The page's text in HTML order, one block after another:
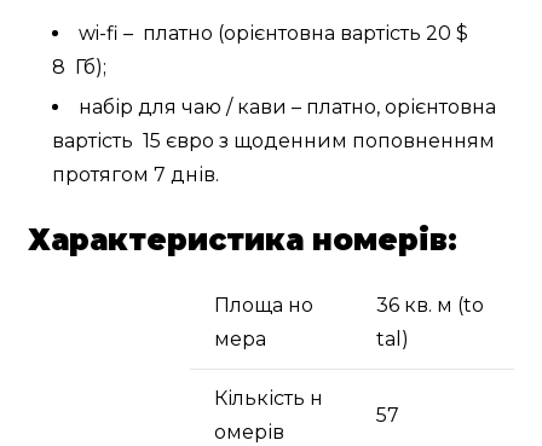
wi-fi – платно (орієнтовна вартість 20 $
8 Гб);
набір для чаю / кави – платно, орієнтовна
вартість 15 євро з щоденним поповненням
протягом 7 днів.
Характеристика номерів:
Площа но
мера
36 кв. м (to
tal)
Кількість н
омерів
57